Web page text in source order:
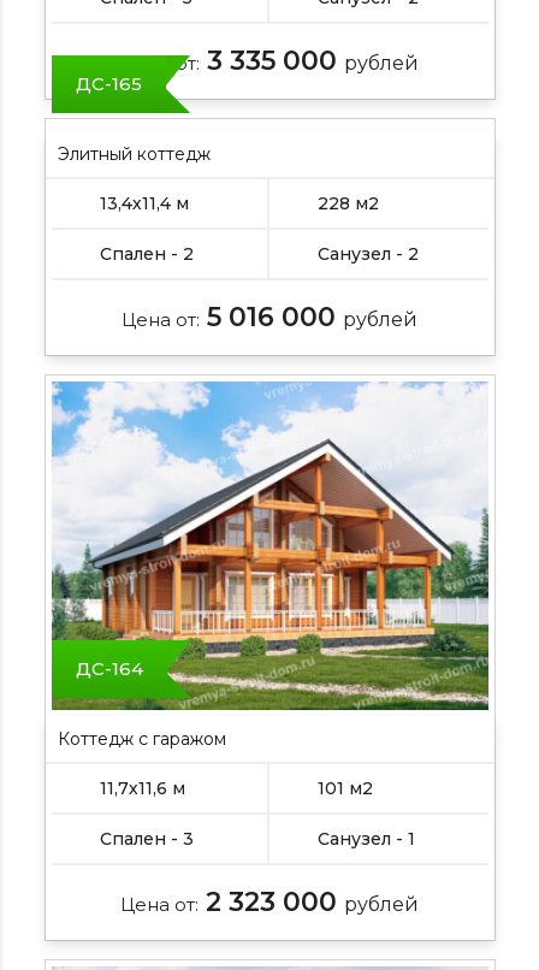
Цена от: 3 335 000 рублей
ДС-165
Элитный коттедж
13,4х11,4 м 228 м2
Спален - 2 Санузел - 2
Цена от: 5 016 000 рублей
ДС-164
Коттедж с гаражом
11,7х11,6 м 101 м2
Спален - 3 Санузел - 1
Цена от: 2 323 000 рублей